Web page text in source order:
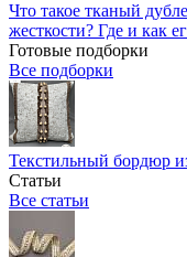
Что такое тканый
жесткости? Где и как
Готовые подборки
Все подборки
Текстильный бордюр
Статьи
Все статьи